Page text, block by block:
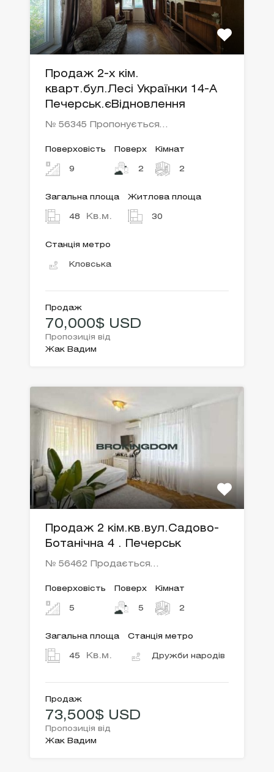
Продаж 2-х кім.
кварт.бул.Лесі Українки 14-А
Печерськ.єВідновлення
№ 56345 Пропонується…
Поверховість
9
Поверх
2
Кімнат
2
Загальна площа
48 Кв.м.
Житлова площа
30
Станція метро
Кловська
Продаж
70,000$ USD
Пропозиція від
Жак Вадим
Продаж 2 кім.кв.вул.Садово-
Ботанічна 4 . Печерськ
№ 56462 Продається…
Поверховість
5
Поверх
5
Кімнат
2
Загальна площа
45 Кв.м.
Станція метро
Дружби народів
Продаж
73,500$ USD
Пропозиція від
Жак Вадим